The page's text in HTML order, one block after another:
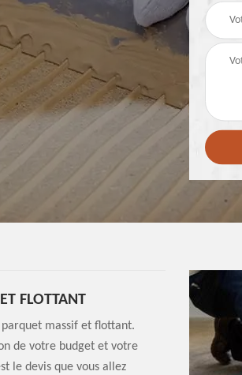
FLOTTANT
massif et flottant.
de votre budget et votre
le devis que vous allez